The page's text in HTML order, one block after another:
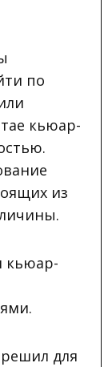
по
кьюар-
из
кьюар-
решил для